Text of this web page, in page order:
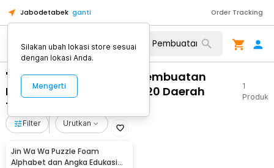
Jabodetabek ganti Order Tracking
"WA 0812 2782 5310 Fee Pembuatan
Interior Rumah Type 45/120 Daerah
Tingkir Salatiga"
1
Produk
Filter Urutkan
Jin Wa Wa Puzzle Foam
Alphabet dan Angka Edukasi
Silakan ubah lokasi store sesuai
dengan lokasi Anda.
Mengerti